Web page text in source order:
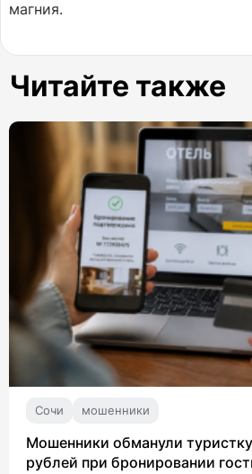
магния.
Читайте также
Сочи мошенники
Мошенники обманули
рублей при бронировании